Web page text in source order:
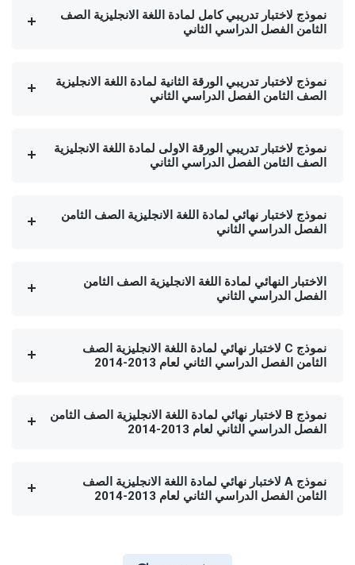
نموذج لاختبار تدريبي كامل لمادة اللغة الانجليزية الصف
الثامن الفصل الدراسي الثاني
نموذج لاختبار تدريبي الورقة الثانية لمادة اللغة الانجليزية
الصف الثامن الفصل الدراسي الثاني
نموذج لاختبار تدريبي الورقة الاولى لمادة اللغة الانجليزية
الصف الثامن الفصل الدراسي الثاني
نموذج لاختبار نهائي لمادة اللغة الانجليزية الصف الثامن
الفصل الدراسي الثاني
الاختبار النهائي لمادة اللغة الانجليزية الصف الثامن
الفصل الدراسي الثاني
نموذج C لاختبار نهائي لمادة اللغة الانجليزية الصف
الثامن الفصل الدراسي الثاني لعام 2013-2014
نموذج B لاختبار نهائي لمادة اللغة الانجليزية الصف الثامن
الفصل الدراسي الثاني لعام 2013-2014
نموذج A لاختبار نهائي لمادة اللغة الانجليزية الصف
الثامن الفصل الدراسي الثاني لعام 2013-2014